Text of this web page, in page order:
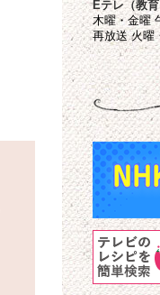
Eテレ（教育
木曜・金曜
再放送 火曜